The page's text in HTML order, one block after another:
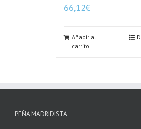
66,12€
Añadir al
carrito
PEÑA MADRIDISTA